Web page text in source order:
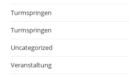
Turmspringen
Turmspringen
Uncategorized
Veranstaltung